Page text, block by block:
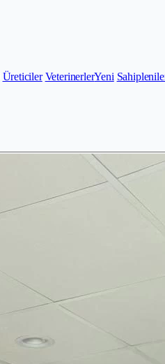
Üreticiler VeterinerlerYeni